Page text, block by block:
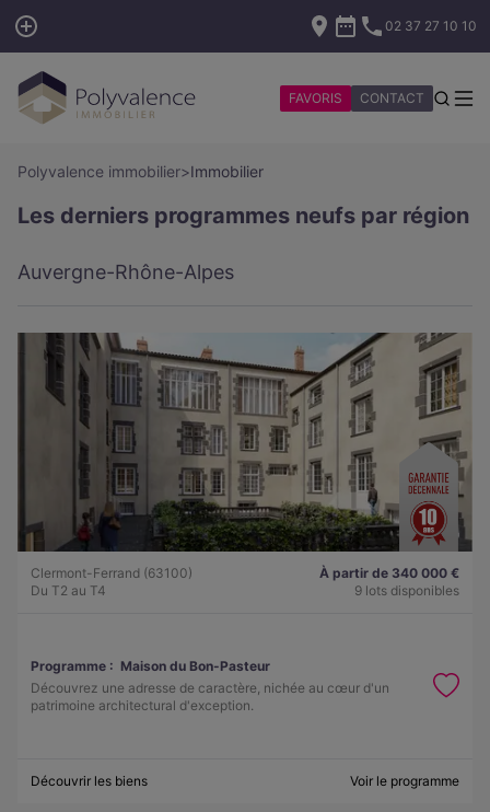
02 37 27 10 10
FAVORIS CONTACT
Polyvalence immobilier>Immobilier
Les derniers programmes neufs par région
Auvergne-Rhône-Alpes
Clermont-Ferrand (63100)
Du T2 au T4
À partir de 340 000 €
9 lots disponibles
Programme : Maison du Bon-Pasteur
Découvrez une adresse de caractère, nichée au cœur d'un
patrimoine architectural d'exception.
Découvrir les biens Voir le programme